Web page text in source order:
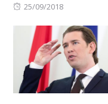
Posted
25/09/2018